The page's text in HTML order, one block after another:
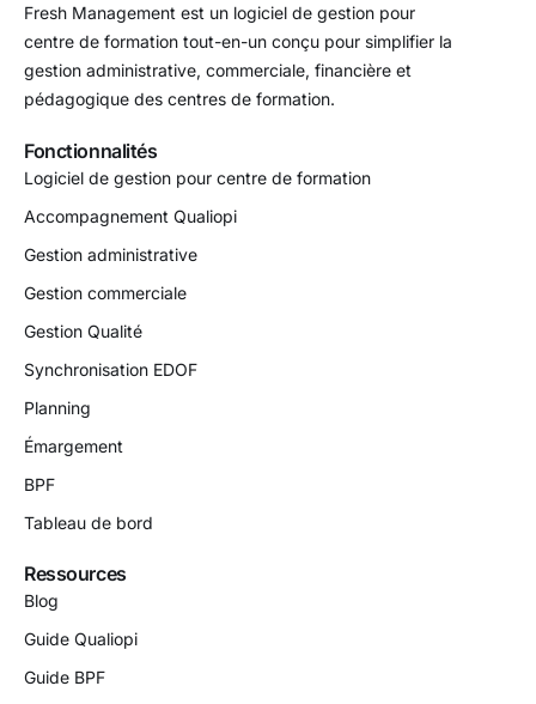
Fresh Management est un logiciel de gestion pour
centre de formation tout-en-un conçu pour simplifier la
gestion administrative, commerciale, financière et
pédagogique des centres de formation.
Fonctionnalités
Logiciel de gestion pour centre de formation
Accompagnement Qualiopi
Gestion administrative
Gestion commerciale
Gestion Qualité
Synchronisation EDOF
Planning
Émargement
BPF
Tableau de bord
Ressources
Blog
Guide Qualiopi
Guide BPF